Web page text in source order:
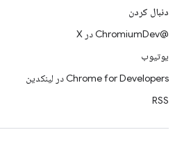
دنبال کردن
@ChromiumDev در X
یوتیوب
Chrome for Developers در لینکدین
RSS